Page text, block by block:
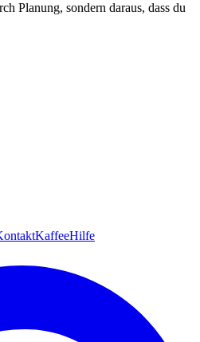
Planung, sondern daraus, dass du
KaffeeHilfe